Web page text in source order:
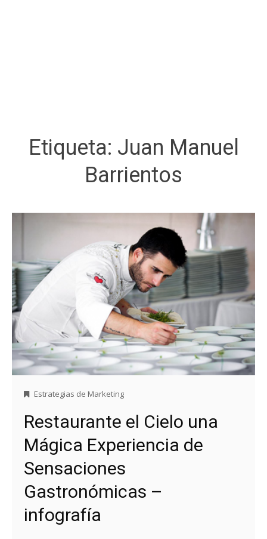
Etiqueta: Juan Manuel
Barrientos
Estrategias de Marketing
Restaurante el Cielo una
Mágica Experiencia de
Sensaciones
Gastronómicas –
infografía